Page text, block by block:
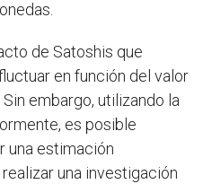
de Satoshis que
en función del valor
embargo, utilizando la
es posible
una estimación
una investigación